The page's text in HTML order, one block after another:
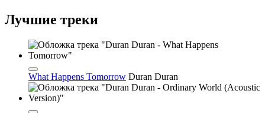
Лучшие треки
What Happens Tomorrow Duran Duran